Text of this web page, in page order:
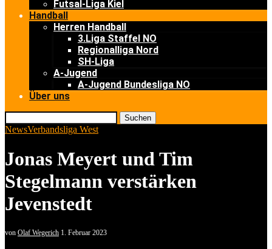
Futsal-Liga Kiel
Handball
Herren Handball
3.Liga Staffel NO
Regionalliga Nord
SH-Liga
A-Jugend
A-Jugend Bundesliga NO
Über uns
Suchen
NewsVerbandsliga West
Jonas Meyert und Tim
Stegelmann verstärken
Jevenstedt
von Olaf Wegerich 1. Februar 2023